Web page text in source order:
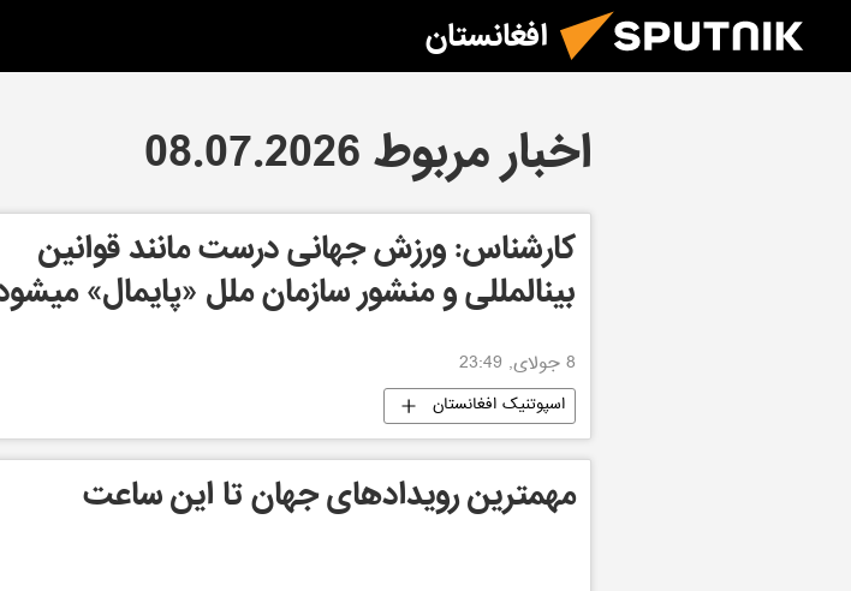
افغانستان
اخبار مربوط 08.07.2026
کارشناس: ورزش جهانی درست مانند قوانین
بینالمللی و منشور سازمان ملل «پایمال»
8 جولای, 23:49
اسپوتنیک افغانستان
مهمترین رویدادهای جهان تا این ساعت